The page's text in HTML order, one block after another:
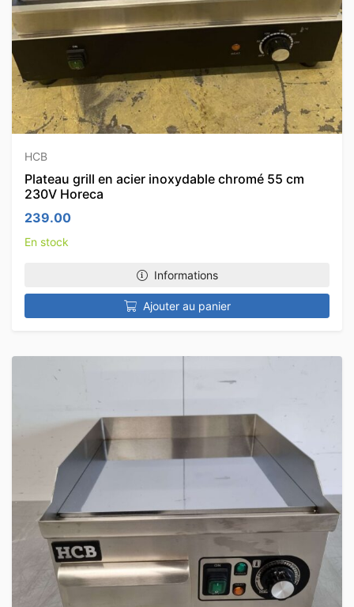
HCB
Plateau grill en acier inoxydable chromé 55 cm
230V Horeca
239.00
En stock
Informations
Ajouter au panier